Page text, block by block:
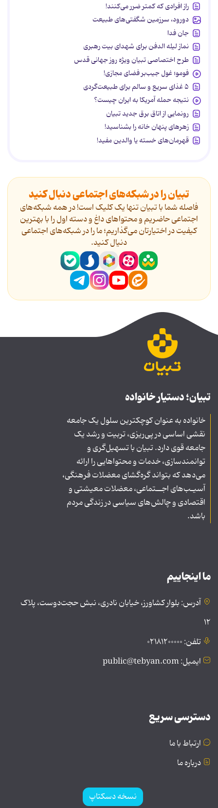
راز افرادی که کمتر ضرر می‌کنند!
دورود، سرزمین شگفتی‌های طبیعت
جان فدا
نماز لیله الدفن برای شهدای بیت رهبری
طرح اختصاصی تبیان ویژه روز جهانی قدس
فومو؛ غول جیب‌بر فضای مجازی!
۵ غذای سریع و سالم برای طبیعت‌گردی
نتیجه حمله آمریکا به ایران چیست؟
رونمایی از اتاق برق جدید تبیان
زهرهای پنهان خانه را بشناسید!
قهرمان‌های خسته یا والدین مفید!
تبیان را در شبکه‌های اجتماعی دنبال کنید
فاصله شما با تبیان تنها یک کلیک است! در همه شبکه‌های
اجتماعی حاضریم و محتواهای داغ و دسته اول را با بهترین
کیفیت در اختیارتان می‌گذاریم؛ ما را در شبکه‌های اجتماعی
دنیال کنید.
تبیان؛ دستیار خانواده
خانواده به عنوان کوچکترین سلول یک جامعه
نقشی اساسی در پی‌ریزی، تربیت و رشد یک
جامعه قوی دارد. تبیان با تسهیل‌گری و
توانمندسازی، خدمات و محتواهایی را ارائه
می‌دهد که بتواند گره‌گشای معضلات فرهنگی،
آسیـب‌های اجــتماعی، معضلات معیشتی و
اقتصادی و چالش‌های سیاسی در زندگی مردم
باشد.
ما اینجاییم
آدرس: بلوار کشاورز، خیابان نادری، نبش حجت‌دوست، پلاک
۱۲
تلفن: ۰۲۱۸۱۲۰۰۰۰۰
ایمیل: public@tebyan.com
دسترسی سریع
ارتباط با ما
درباره ما
نسخه دسکتاپ